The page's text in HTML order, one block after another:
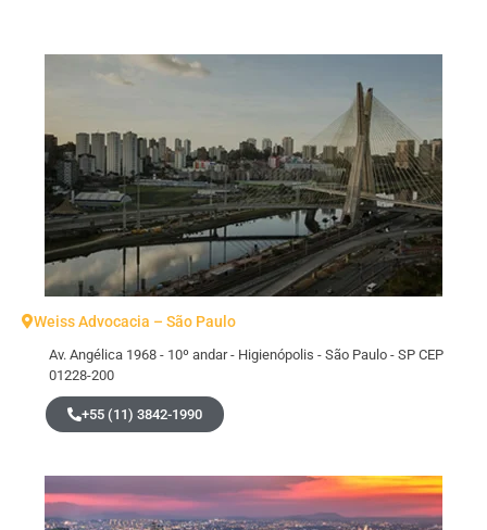
Weiss Advocacia – São Paulo
Av. Angélica 1968 - 10º andar - Higienópolis - São Paulo - SP CEP
01228-200
+55 (11) 3842-1990